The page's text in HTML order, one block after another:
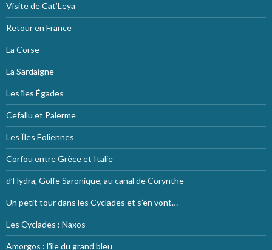
Visite de Cat’Leya
Retour en France
La Corse
La Sardaigne
Les îles Égades
Cefallu et Palerme
Les Îles Éoliennes
Corfou entre Grèce et Italie
d’Hydra, Golfe Saronique, au canal de Corynthe
Un petit tour dans les Cyclades et s’en vont…
Les Cyclades : Naxos
Amorgos : l’île du grand bleu